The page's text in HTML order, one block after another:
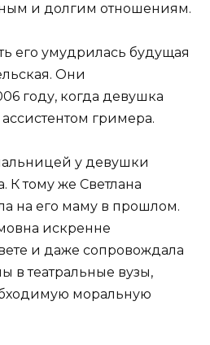
и долгим отношениям.
его умудрилась будущая
Они
году, когда девушка
гримера.
у девушки
К тому же Светлана
на его маму в прошлом.
искренне
и даже сопровождала
в театральные вузы,
моральную